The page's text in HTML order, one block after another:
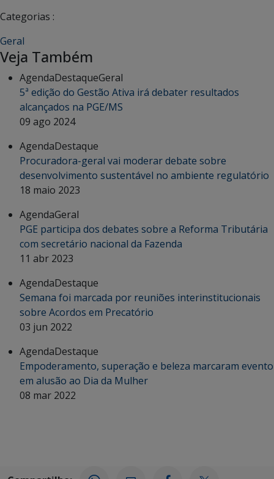
Categorias :
Geral
Veja Também
AgendaDestaqueGeral
5ª edição do Gestão Ativa irá debater resultados
alcançados na PGE/MS
09 ago 2024
AgendaDestaque
Procuradora-geral vai moderar debate sobre
desenvolvimento sustentável no ambiente regulatório
18 maio 2023
AgendaGeral
PGE participa dos debates sobre a Reforma Tributária
com secretário nacional da Fazenda
11 abr 2023
AgendaDestaque
Semana foi marcada por reuniões interinstitucionais
sobre Acordos em Precatório
03 jun 2022
AgendaDestaque
Empoderamento, superação e beleza marcaram evento
em alusão ao Dia da Mulher
08 mar 2022